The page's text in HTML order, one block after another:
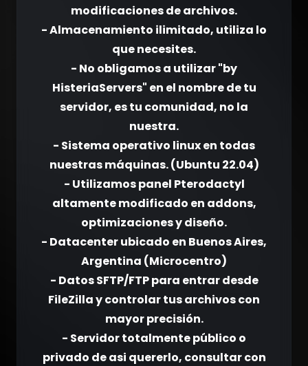
modificaciones de archivos.
- Almacenamiento ilimitado, utiliza lo
que necesites.
- No obligamos a utilizar "by
HisteriaServers" en el nombre de tu
servidor, es tu comunidad, no la
nuestra.
- Sistema operativo linux en todas
nuestras máquinas. (Ubuntu 22.04)
- Utilizamos panel Pterodactyl
altamente modificado en addons,
optimizaciones y diseño.
- Datacenter ubicado en Buenos Aires,
Argentina (Microcentro)
- Datos SFTP/FTP para entrar desde
FileZilla y controlar tus archivos con
mayor precisión.
- Servidor totalmente público o
privado de asi quererlo, consultar con